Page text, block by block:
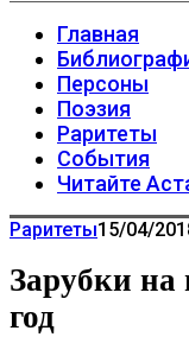
Главная
Персоны
Поэзия
Раритеты
События
Читайте
Раритеты15/04/
Зарубки на
год